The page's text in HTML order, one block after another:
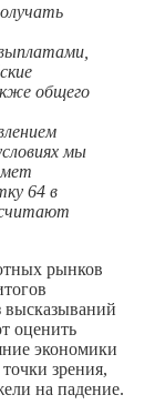
общего
мы
64 в
рынков
оценить
экономики
зрения,
на падение.